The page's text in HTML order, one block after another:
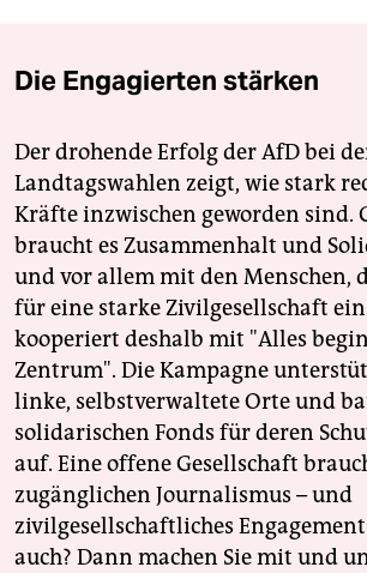
Die Engagierten stärken
Der drohende Erfolg der AfD bei
Landtagswahlen zeigt, wie stark
Kräfte inzwischen geworden sind.
braucht es Zusammenhalt und
und vor allem mit den Menschen,
für eine starke Zivilgesellschaft
kooperiert deshalb mit "Alles
Zentrum". Die Kampagne
linke, selbstverwaltete Orte und
solidarischen Fonds für deren
auf. Eine offene Gesellschaft
zugänglichen Journalismus – und
zivilgesellschaftliches
auch? Dann machen Sie mit und